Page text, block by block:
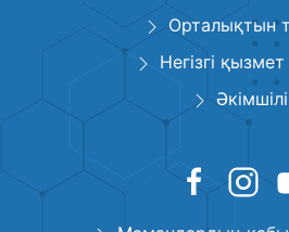
Орталықтын
Негізгі